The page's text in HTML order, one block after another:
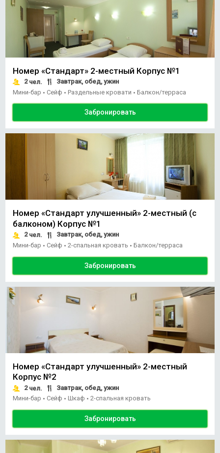
Номер «Стандарт» 2-местный Корпус №1
2чел.
Завтрак, обед, ужин
Мини-бар • Сейф • Раздельные кровати • Балкон/терраса
Забронировать
Номер «Стандарт улучшенный» 2-местный (с
балконом) Корпус №1
2чел.
Завтрак, обед, ужин
Мини-бар • Сейф • 2-спальная кровать • Балкон/терраса
Забронировать
Номер «Стандарт улучшенный» 2-местный
Корпус №2
2чел.
Завтрак, обед, ужин
Мини-бар • Сейф • Шкаф • 2-спальная кровать
Забронировать